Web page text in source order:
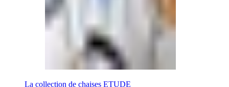
La collection de chaises ETUDE